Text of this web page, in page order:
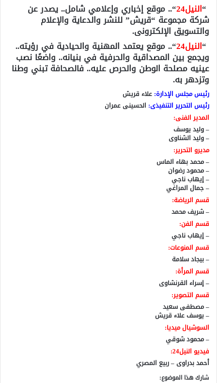
“النيل24 “.. موقع إخباري وإعلامي شامل.. يصدر عن
شركة مجموعة “قريش” للنشر والدعاية والإعلام
والتسويق الإلكترونى.
“النيل24 “.. موقع يعتمد المهنية والحيادية في رؤيته..
ويجمع بين المصداقية والحرفية في بنيانه.. واضعًا نصب
عينيه مصلحة الوطن والحرص عليه.. فالصحافة تبني وطنا
وتزدهر به.
رئيس مجلس الإدارة: علاء قريش
رئيس التحرير التنفيذى: الحسينى عمران
المدير الفنى:
– وليد يوسف
– وليد الشناوى
مديرو التحرير:
– محمد بهاء الماس
– محمود رضوان
– إيهاب ناجي
– جمال المراغي
قسم الرياضة:
– شريف محمد
قسم الفن:
– إيهاب ناجي
قسم المنوعات:
– بيجاد سلامة
قسم المرأة:
– إسراء القرنشاوى
قسم التصوير:
– مصطفى سعيد
– يوسف علاء قريش
السوشيال ميديا:
– محمود شوقي
فيديو النيل24:
أحمد بدراوى – ربيع المصري
شارك هذا الموضوع: